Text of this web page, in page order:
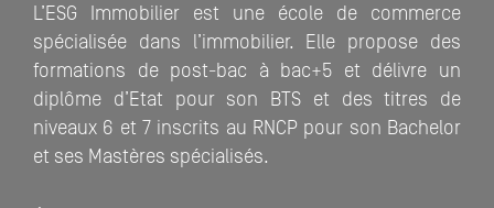
L’ESG Immobilier est une école de commerce
spécialisée dans l’immobilier. Elle propose des
formations de post-bac à bac+5 et délivre un
diplôme d’Etat pour son BTS et des titres de
niveaux 6 et 7 inscrits au RNCP pour son Bachelor
et ses Mastères spécialisés.